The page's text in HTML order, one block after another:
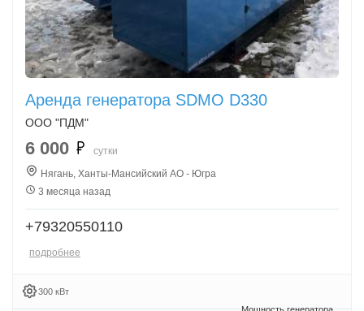
Аренда генератора SDMO D330
ООО "ПДМ"
6 000
сутки
Нягань, Ханты-Мансийский АО - Югра
3 месяца назад
+79320550110
подробнее
300 кВт